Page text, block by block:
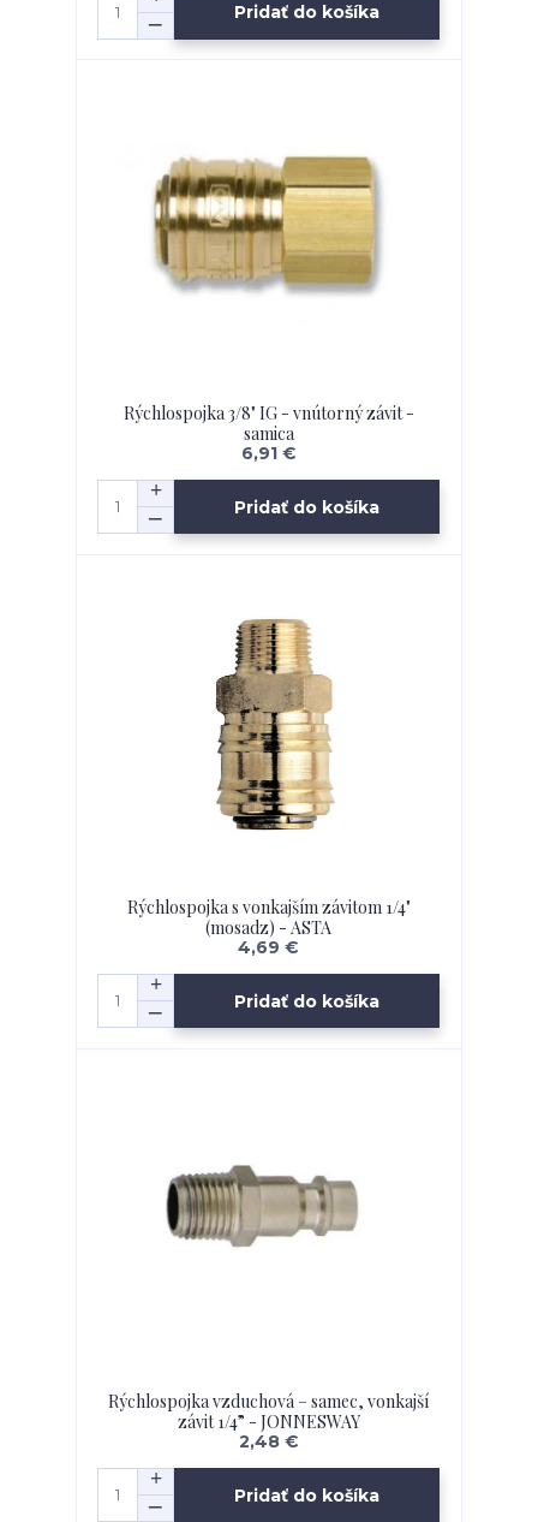
Pridať do košíka
Rýchlospojka 3/8" IG - vnútorný závit -
samica
6,91 €
Pridať do košíka
Rýchlospojka s vonkajším závitom 1/4"
(mosadz) - ASTA
4,69 €
Pridať do košíka
Rýchlospojka vzduchová – samec, vonkajší
závit 1/4” - JONNESWAY
2,48 €
Pridať do košíka